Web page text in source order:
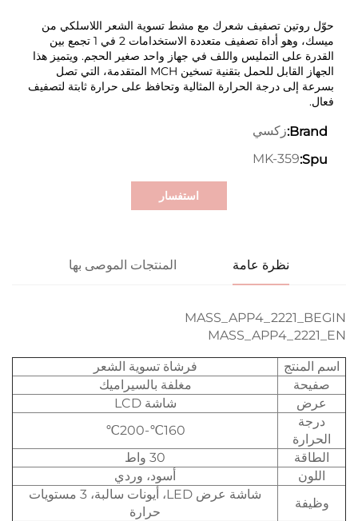
حوّل روتين تصفيف شعرك مع مشط تسوية الشعر اللاسلكي من
ميسك، وهو أداة تصفيف متعددة الاستخدامات 2 في 1 تجمع بين
القدرة على التمليس واللف في جهاز واحد صغير الحجم. ويتميز هذا
الجهاز القابل للحمل بتقنية تسخين MCH المتقدمة، التي تصل
بسرعة إلى درجة الحرارة المثالية وتحافظ على حرارة ثابتة لتصفيف
فعال.
Brand: زكسي
Spu:
MK-359
استفسار
نظرة عامة المنتجات الموصى بها
MASS_APP4_2221_BEGIN
MASS_APP4_2221_EN
اسم المنتج
فرشاة تسوية الشعر
صفيحة
مغلفة بالسيراميك
عرض
شاشة LCD
درجة
الحرارة
160℃-200℃
الطاقة
30 واط
اللون
أسود، وردي
وظيفة
شاشة عرض LED، أيونات سالبة، 3 مستويات
حرارة